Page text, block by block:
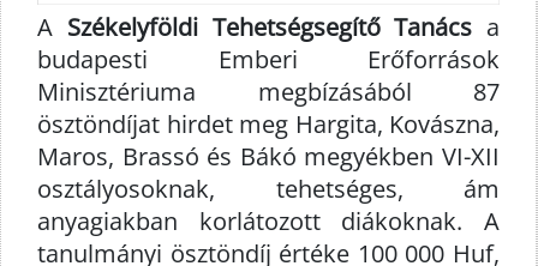
A Székelyföldi Tehetségsegítő Tanács a
budapesti Emberi Erőforrások
Minisztériuma megbízásából 87
ösztöndíjat hirdet meg Hargita, Kovászna,
Maros, Brassó és Bákó megyékben VI-XII
osztályosoknak, tehetséges, ám
anyagiakban korlátozott diákoknak. A
tanulmányi ösztöndíj értéke 100 000 Huf,